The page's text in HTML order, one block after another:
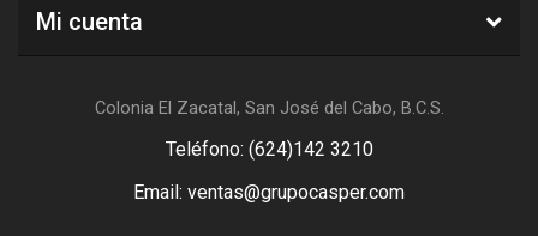
Mi cuenta
Colonia El Zacatal, San José del Cabo, B.C.S.
Teléfono: (624)142 3210
Email: ventas@grupocasper.com